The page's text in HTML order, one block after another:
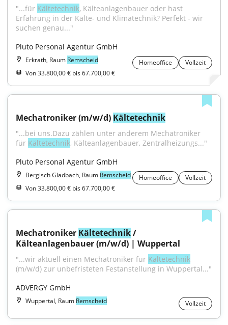
"...für Kältetechnik, Kälteanlagenbauer oder hast
Erfahrung in der Kälte- und Klimatechnik? Perfekt - wir
suchen genau..."
Pluto Personal Agentur GmbH
Erkrath, Raum Remscheid Homeoffice
Vollzeit
Von 33.800,00 € bis 67.700,00 €
Mechatroniker (m/w/d) Kältetechnik
"...bei uns.Dazu zählen unter anderem Mechatroniker
für Kältetechnik, Kälteanlagenbauer, Zentralheizungs..."
Pluto Personal Agentur GmbH
Bergisch Gladbach, Raum Remscheid Homeoffice
Vollzeit
Von 33.800,00 € bis 67.700,00 €
Mechatroniker Kältetechnik /
Kälteanlagenbauer (m/w/d) | Wuppertal
"...wir aktuell einen Mechatroniker für Kältetechnik
(m/w/d) zur unbefristeten Festanstellung in Wuppertal..."
ADVERGY GmbH
Wuppertal, Raum Remscheid Vollzeit